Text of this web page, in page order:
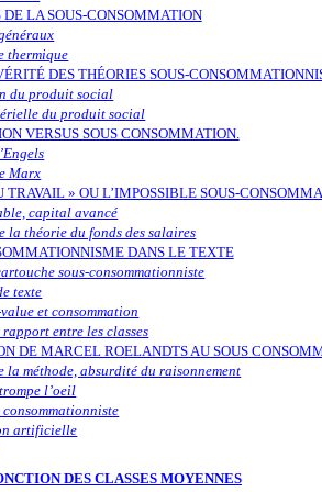
DE LA SOUS-CONSOMMATION
thermique
DES THÉORIES SOUS-
du produit social
du produit social
VERSUS SOUS CONSOMMATION.
Marx
TRAVAIL » OU L’IMPOSSIBLE SOUS-
capital avancé
la théorie du fonds des salaires
DANS LE TEXTE
sous-consommationniste
texte
et consommation
entre les classes
DE MARCEL ROELANDTS AU SOUS
la méthode, absurdité du raisonnement
l’oeil
consommationniste
artificielle
DES CLASSES MOYENNES